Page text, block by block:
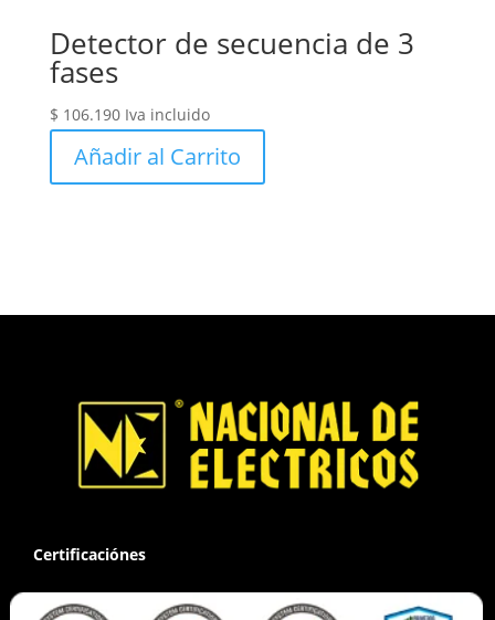
Detector de secuencia de 3
fases
$ 106.190 Iva incluido
Añadir al Carrito
Certificaciónes